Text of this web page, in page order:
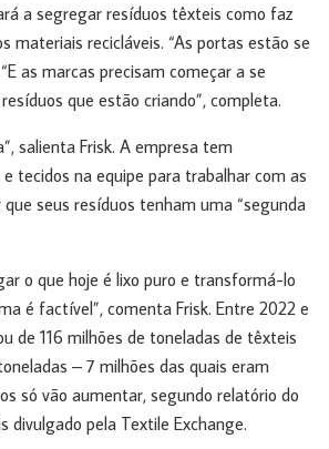
a segregar resíduos têxteis como faz
materiais recicláveis. “As portas estão se
as marcas precisam começar a se
que estão criando”, completa.
salienta Frisk. A empresa tem
tecidos na equipe para trabalhar com as
seus resíduos tenham uma “segunda
o que hoje é lixo puro e transformá-lo
é factível”, comenta Frisk. Entre 2022 e
de 116 milhões de toneladas de têxteis
– 7 milhões das quais eram
só vão aumentar, segundo relatório do
divulgado pela Textile Exchange.